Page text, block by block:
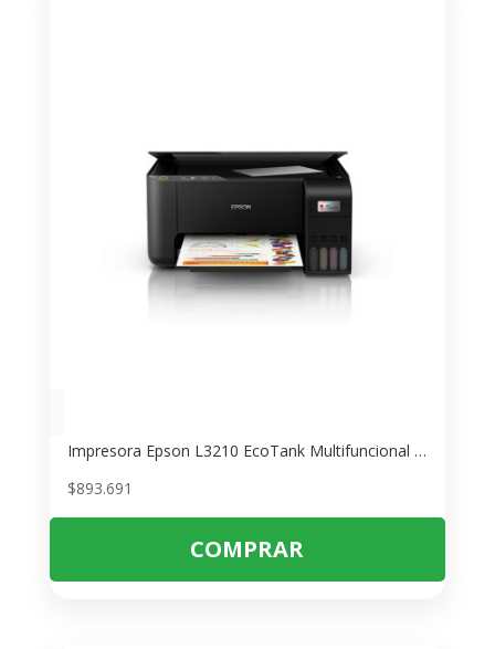
Impresora Epson L3210 EcoTank Multifuncional 3 en 1 – Bajo Costo por Página
$893.691
COMPRAR